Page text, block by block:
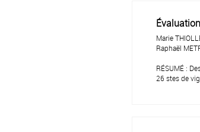
Marie
Raphaël
RÉSUMÉ :
26 stes de